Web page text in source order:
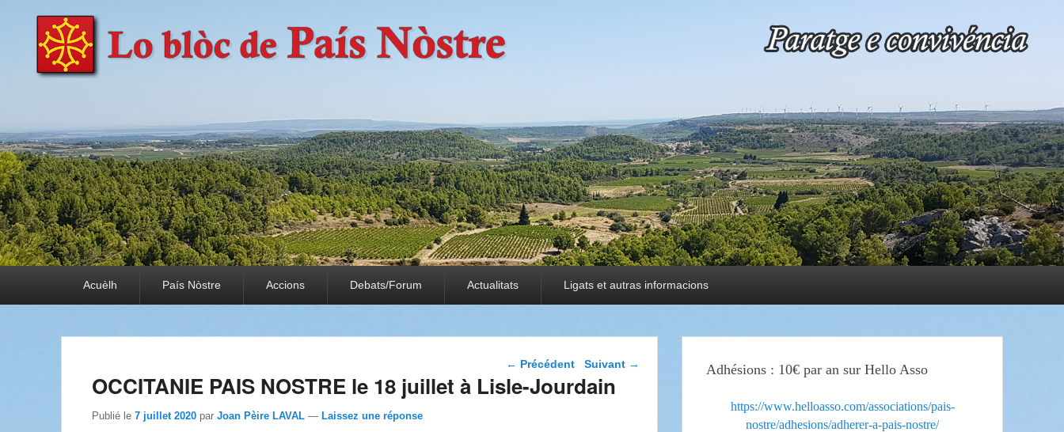
País Nòstre
Paratge e Convivència
Acuèlh País Nòstre Accions Debats/Forum Actualitats Ligats et autras informacions
Navigation dans les
articles
← Précédent Suivant →
OCCITANIE PAIS NOSTRE le 18 juillet à Lisle-Jourdain
Publié le 7 juillet 2020 par Joan Pèire LAVAL — Laissez une réponse
Adhésions : 10€ par an sur Hello Asso
https://www.helloasso.com/associations/pais-
nostre/adhesions/adherer-a-pais-nostre/